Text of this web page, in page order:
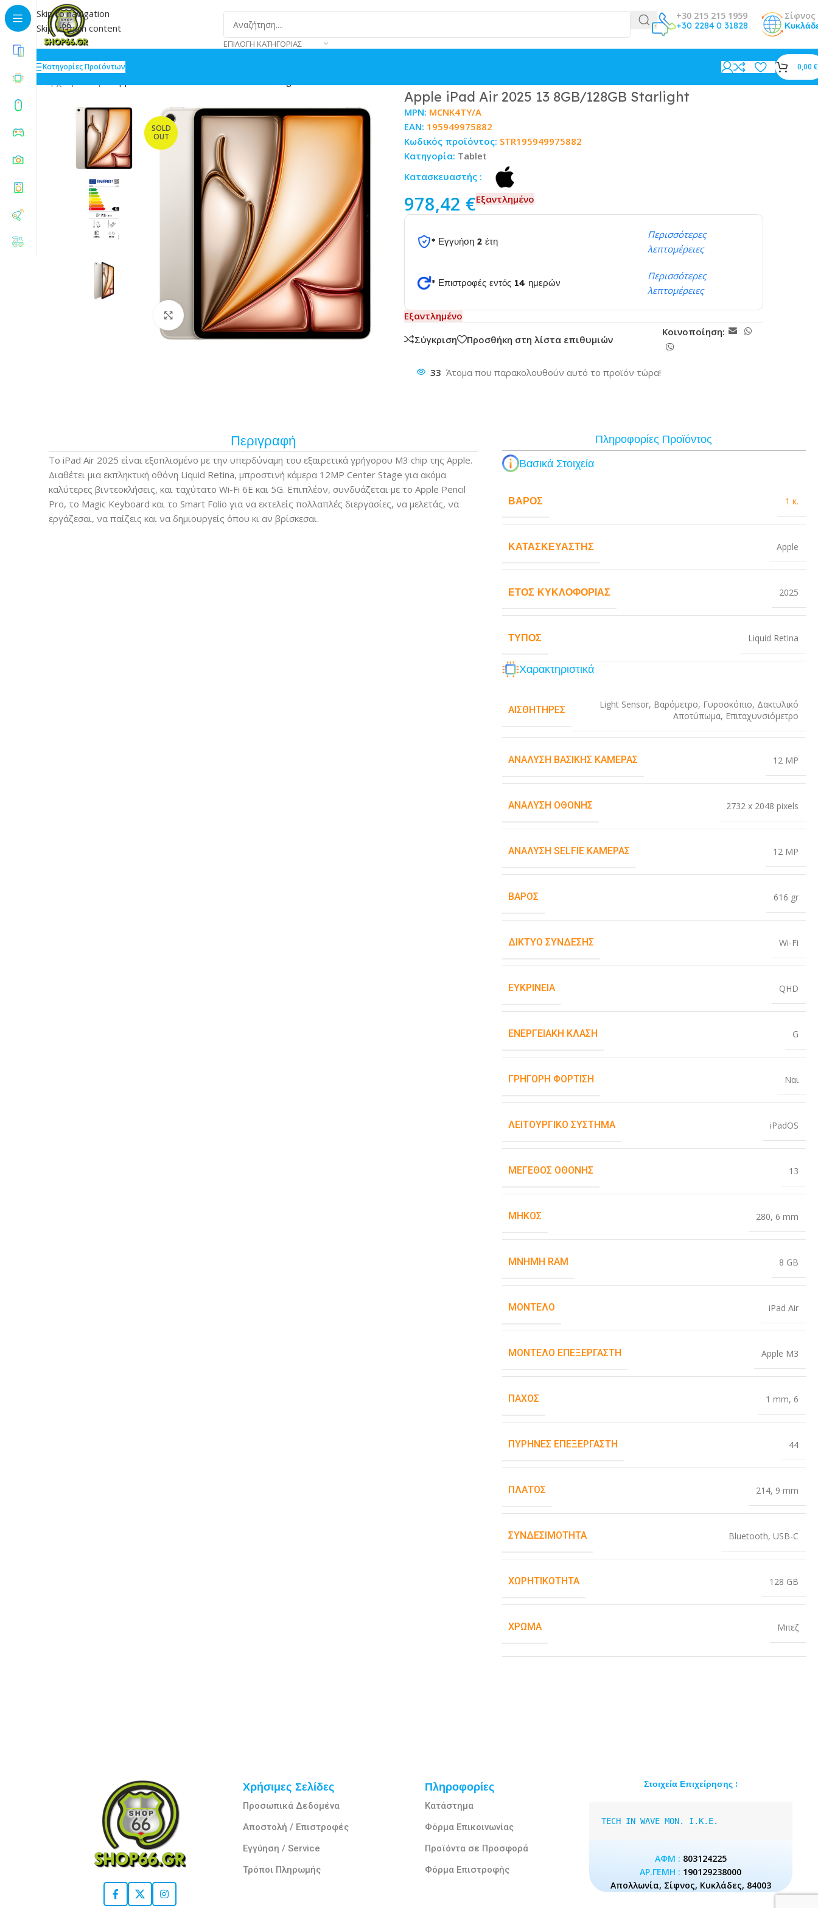
Skip to navigation
Skip to main content
ΕΠΙΛΟΓΉ ΚΑΤΗΓΟΡΊΑΣ
+30 215 215 1959
+30 2284 0 31828
Σίφνος
Κατηγορίες Προϊόντων 0,00 €
SOLD
OUT
Κάντε κλικ για μεγέθυνση
Apple iPad Air 2025 13 8GB/128GB Starlight
Κατασκευαστής :
MPN: MCNK4TY/A
EAN: 195949975882
Κωδικός προϊόντος: STR195949975882
Κατηγορία: Tablet
978,42 €Εξαντλημένο
* Εγγυήση 2 έτη
Περισσότερες
λεπτομέρειες
* Επιστροφές εντός 14 ημερών
Περισσότερες
λεπτομέρειες
Εξαντλημένο
Σύγκριση
Προσθήκη στη λίστα επιθυμιών
Κοινοποίηση:
33 Άτομα που παρακολουθούν αυτό το προϊόν τώρα!
Περιγραφή
Το iPad Air 2025 είναι εξοπλισμένο με την υπερδύναμη του εξαιρετικά γρήγορου M3 chip της Apple.
Διαθέτει μια εκπληκτική οθόνη Liquid Retina, μπροστινή κάμερα 12MP Center Stage για ακόμα
καλύτερες βιντεοκλήσεις, και ταχύτατο Wi-Fi 6E και 5G. Επιπλέον, συνδυάζεται με το Apple Pencil
Pro, το Magic Keyboard και το Smart Folio για να εκτελείς πολλαπλές διεργασίες, να μελετάς, να
εργάζεσαι, να παίζεις και να δημιουργείς όπου κι αν βρίσκεσαι.
Πληροφορίες Προϊόντος
Βασικά Στοιχεία
ΒΆΡΟΣ 1 κ.
ΚΑΤΑΣΚΕΥΑΣΤΉΣ Apple
ΈΤΟΣ ΚΥΚΛΟΦΟΡΊΑΣ 2025
ΤΎΠΟΣ Liquid Retina
Χαρακτηριστικά
ΑΙΣΘΗΤΉΡΕΣ Light Sensor, Βαρόμετρο, Γυροσκόπιο, Δακτυλικό
Αποτύπωμα, Επιταχυνσιόμετρο
ΑΝΆΛΥΣΗ ΒΑΣΙΚΉΣ ΚΆΜΕΡΑΣ 12 MP
ΑΝΆΛΥΣΗ ΟΘΌΝΗΣ 2732 x 2048 pixels
ΑΝΆΛΥΣΗ SELFIE ΚΆΜΕΡΑΣ 12 MP
ΒΆΡΟΣ 616 gr
ΔΊΚΤΥΟ ΣΎΝΔΕΣΗΣ Wi-Fi
ΕΥΚΡΊΝΕΙΑ QHD
ΕΝΕΡΓΕΙΑΚΉ ΚΛΆΣΗ G
ΓΡΉΓΟΡΗ ΦΌΡΤΙΣΗ Ναι
ΛΕΙΤΟΥΡΓΙΚΌ ΣΎΣΤΗΜΑ iPadOS
ΜΈΓΕΘΟΣ ΟΘΌΝΗΣ 13
ΜΉΚΟΣ 280, 6 mm
ΜΝΉΜΗ RAM 8 GB
ΜΟΝΤΈΛΟ iPad Air
ΜΟΝΤΈΛΟ ΕΠΕΞΕΡΓΑΣΤΉ Apple M3
ΠΆΧΟΣ 1 mm, 6
ΠΥΡΉΝΕΣ ΕΠΕΞΕΡΓΑΣΤΉ 44
ΠΛΆΤΟΣ 214, 9 mm
ΣΥΝΔΕΣΙΜΌΤΗΤΑ Bluetooth, USB-C
ΧΩΡΗΤΙΚΌΤΗΤΑ 128 GB
ΧΡΏΜΑ Μπεζ
Χρήσιμες Σελίδες
Προσωπικά Δεδομένα
Αποστολή / Επιστροφές
Εγγύηση / Service
Τρόποι Πληρωμής
Πληροφορίες
Κατάστημα
Φόρμα Επικοινωνίας
Προϊόντα σε Προσφορά
Φόρμα Επιστροφής
Στοιχεία Επιχείρησης :
TECH IN WAVE MON. I.K.E.
ΑΦΜ : 803124225
ΑΡ.ΓΕΜΗ : 190129238000
Απολλωνία, Σίφνος, Κυκλάδες, 84003